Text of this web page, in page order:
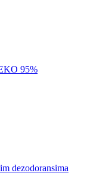
95%
dezodoransima